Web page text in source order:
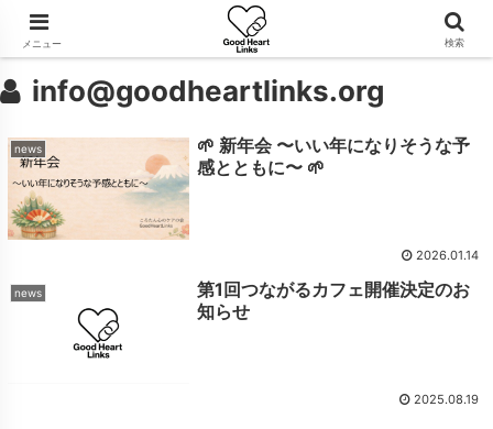
info@goodheartlinks.org
news
🌱 新年会 〜いい年になりそうな予
感とともに〜 🌱
2026.01.14
news
第1回つながるカフェ開催決定のお
知らせ
2025.08.19
メニュー 検索